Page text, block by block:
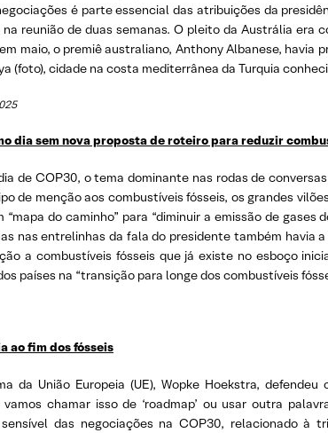
é parte essencial das atribuições da
reunião de duas semanas. O pleito da Austrália
maio, o premiê australiano, Anthony Albanese,
(foto), cidade na costa mediterrânea da Turquia
dia sem nova proposta de roteiro para reduzir
de COP30, o tema dominante nas rodas de
de menção aos combustíveis fósseis, os grandes
“mapa do caminho” para “diminuir a emissão de
nas entrelinhas da fala do presidente também havia
a combustíveis fósseis que já existe no esboço
países na “transição para longe dos combustíveis
ao fim dos fósseis
da União Europeia (UE), Wopke Hoekstra,
vamos chamar isso de ‘roadmap’ ou usar outra
das negociações na COP30, relacionado à